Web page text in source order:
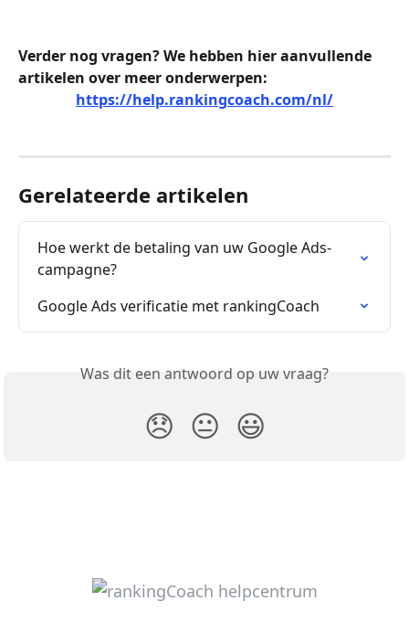
Verder nog vragen? We hebben hier aanvullende
artikelen over meer onderwerpen:
https://help.rankingcoach.com/nl/
Gerelateerde artikelen
Hoe werkt de betaling van uw Google Ads-
campagne?
Google Ads verificatie met rankingCoach
Was dit een antwoord op uw vraag?
😞 😐 😃